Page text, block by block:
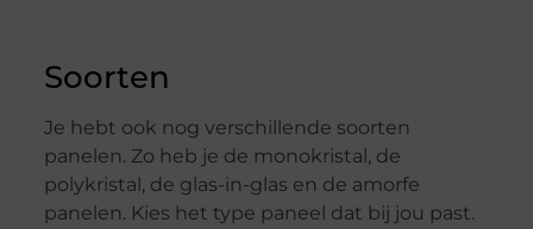
Soorten
Je hebt ook nog verschillende soorten
panelen. Zo heb je de monokristal, de
polykristal, de glas-in-glas en de amorfe
panelen. Kies het type paneel dat bij jou past.